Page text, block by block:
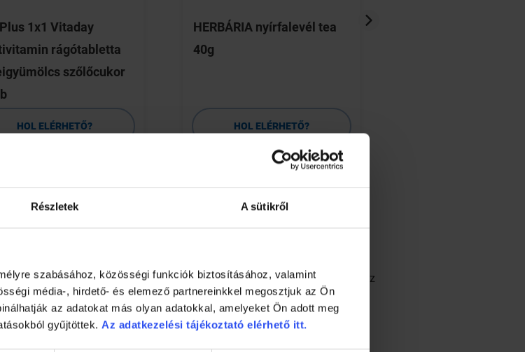
Részletek A sütikről
szabásához, közösségi funkciók biztosításához, valamint
média-, hirdető- és elemező partnereinkkel megosztjuk az Ön
az adatokat más olyan adatokkal, amelyeket Ön adott meg
gyűjtöttek. Az adatkezelési tájékoztató elérhető itt.
1x1 Vitaday
rágótabletta
szőlőcukor
HOL ELÉRHETŐ?
HERBÁRIA nyírfalevél tea
40g
HOL ELÉRHETŐ?
RÉSZLETEK
az egészségben megélt évek a helyi étrendnek köszönhetőek.
fordul elő olyan betegség körükben, mint a rák, a cukorbetegség vagy az